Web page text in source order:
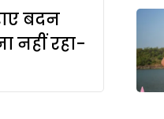
बदन
नहीं रहा-